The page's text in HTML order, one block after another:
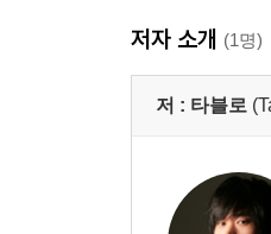
저자 소개 (1명)
저 : 타블로